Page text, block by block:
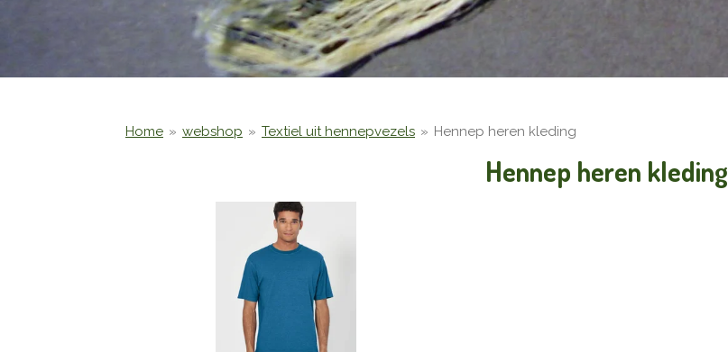
Home » webshop » Textiel uit hennepvezels » Hennep heren kleding
Hennep heren kleding